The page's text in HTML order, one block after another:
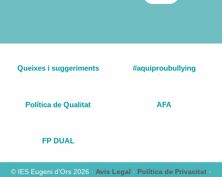
Queixes i suggeriments #aquiproubullying
Política de Qualitat AFA
FP DUAL
© IES Eugeni d’Ors 2026 · Avis Legal · Política de Privacitat ·